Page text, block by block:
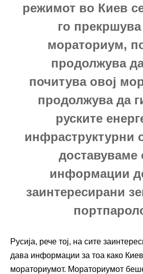
режимот во Киев
го прекршува
мораториум,
продолжува
почитува овој
продолжува да
руските
инфраструктурни
доставуваме
информации
заинтересирани
Русија, рече тој, на сите
дава информации за тоа како
мораториумот. Мораториумот